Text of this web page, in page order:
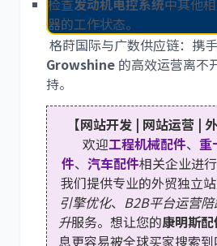
检查发动机电控系统中其他
器的工作状态。
格莳国际与广数供应链：携
Growshine 的高效运营离不
持。
【网站开发 | 网站运营 |
欢迎工程机械配件、 重
件、 汽车配件相关企业进
我们提供专业的外贸独立站
引擎优化、 B2B平台运营陪
升服务。想让您的康明斯配
息更容易被全球买家搜索